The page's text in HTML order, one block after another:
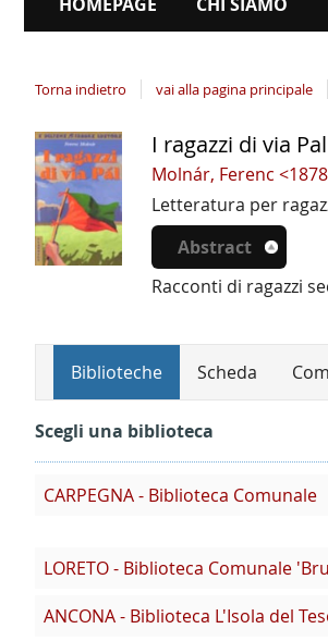
Torna indietro vai alla pagina principale
Dettaglio
del
documento
I ragazzi di via Pal
Molnár, Ferenc
Letteratura per
Abstract
Racconti di ragazzi
Biblioteche Scheda
Scegli una biblioteca
CARPEGNA - Biblioteca Comunale
LORETO - Biblioteca Comunale
ANCONA - Biblioteca L'Isola del